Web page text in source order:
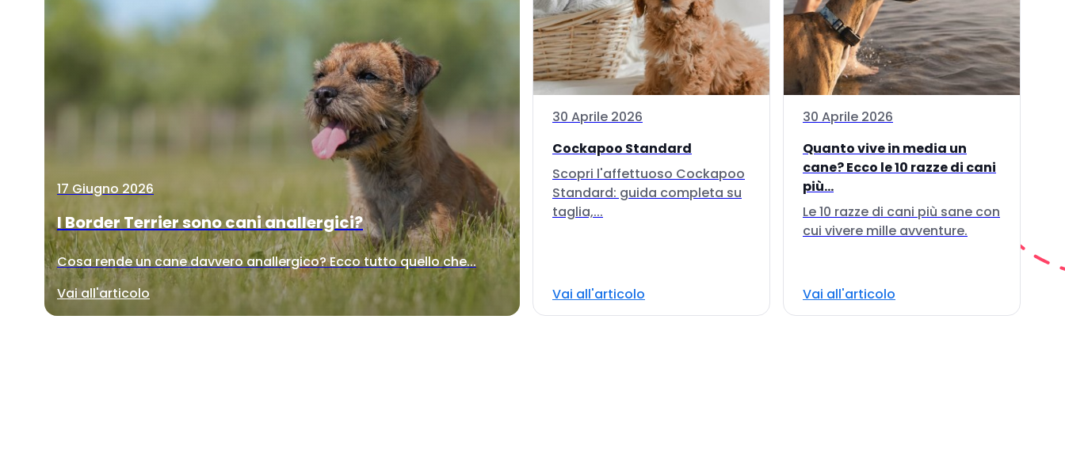
17 Giugno 2026
I Border Terrier sono cani anallergici?
Cosa rende un cane davvero anallergico? Ecco tutto quello che...
Vai all'articolo
30 Aprile 2026
Cockapoo Standard
Scopri l'affettuoso Cockapoo
Standard: guida completa su
taglia,...
Vai all'articolo
30 Aprile 2026
Quanto vive in media un
cane? Ecco le 10 razze di cani
più...
Le 10 razze di cani più sane con
cui vivere mille avventure.
Vai all'articolo